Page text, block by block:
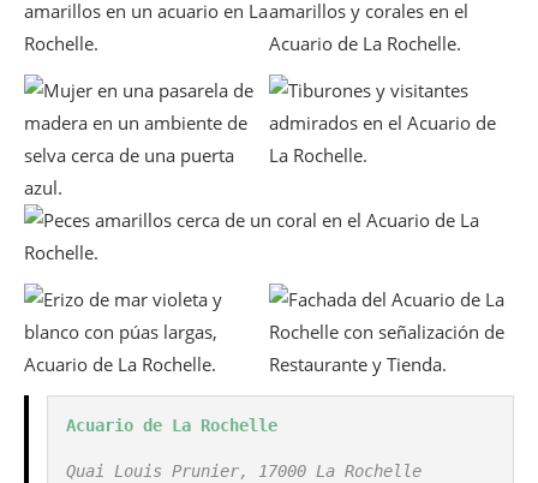
Acuario de La Rochelle
Quai Louis Prunier, 17000 La Rochelle